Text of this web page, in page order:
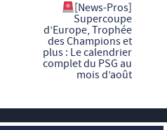
[News-Pros]
Supercoupe
d’Europe, Trophée
des Champions et
plus : Le calendrier
complet du PSG au
mois d’août